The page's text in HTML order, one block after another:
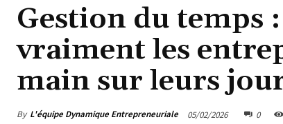
Gestion du temps
vraiment les
main sur leurs
By L'équipe Dynamique Entrepreneuriale 05/02/2026 0